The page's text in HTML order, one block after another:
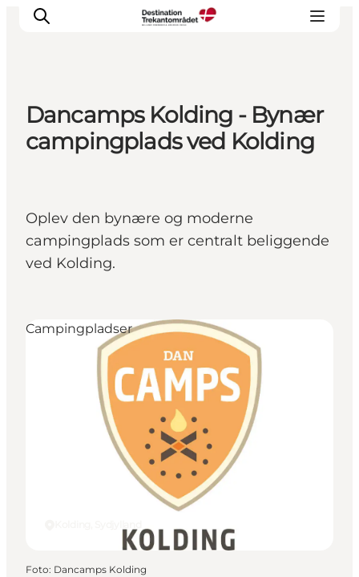
LEGOLAND® Billund Resort
Planlæg din rejse
Køb
Dancamps Kolding - Bynær
campingplads ved Kolding
Oplev den bynære og moderne
campingplads som er centralt beliggende
ved Kolding.
Campingpladser
Foto: Dancamps Kolding